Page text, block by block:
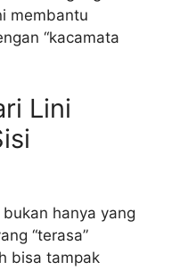
membantu
“kacamata
Lini
hanya yang
“terasa”
bisa tampak